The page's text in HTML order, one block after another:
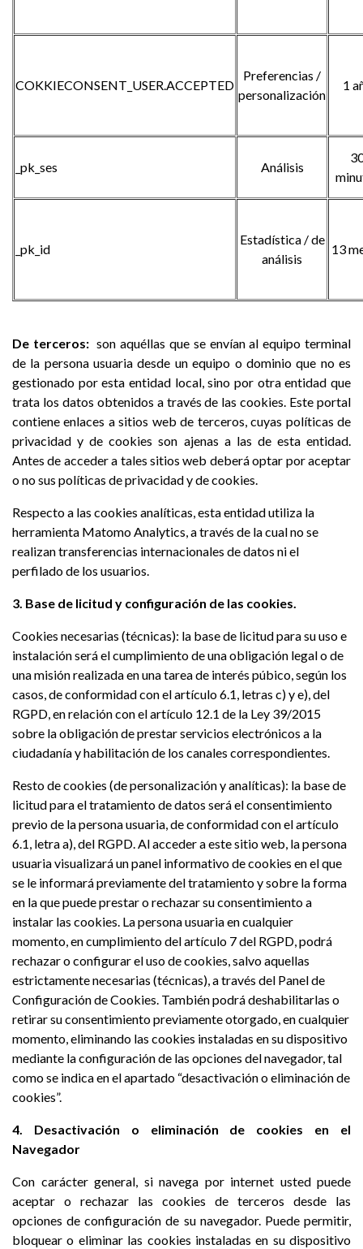
COKKIECONSENT_USER.ACCEPTED
Preferencias /
personalización
1
_pk_ses Análisis
_pk_id
Estadística / de
análisis
13
De terceros: son aquéllas que se envían al equipo terminal
de la persona usuaria desde un equipo o dominio que no es
gestionado por esta entidad local, sino por otra entidad que
trata los datos obtenidos a través de las cookies. Este portal
contiene enlaces a sitios web de terceros, cuyas políticas de
privacidad y de cookies son ajenas a las de esta entidad.
Antes de acceder a tales sitios web deberá optar por aceptar
o no sus políticas de privacidad y de cookies.
Respecto a las cookies analíticas, esta entidad utiliza la
herramienta Matomo Analytics, a través de la cual no se
realizan transferencias internacionales de datos ni el
perfilado de los usuarios.
3. Base de licitud y configuración de las cookies.
Cookies necesarias (técnicas): la base de licitud para su uso e
instalación será el cumplimiento de una obligación legal o de
una misión realizada en una tarea de interés púbico, según los
casos, de conformidad con el artículo 6.1, letras c) y e), del
RGPD, en relación con el artículo 12.1 de la Ley 39/2015
sobre la obligación de prestar servicios electrónicos a la
ciudadanía y habilitación de los canales correspondientes.
Resto de cookies (de personalización y analíticas): la base de
licitud para el tratamiento de datos será el consentimiento
previo de la persona usuaria, de conformidad con el artículo
6.1, letra a), del RGPD. Al acceder a este sitio web, la persona
usuaria visualizará un panel informativo de cookies en el que
se le informará previamente del tratamiento y sobre la forma
en la que puede prestar o rechazar su consentimiento a
instalar las cookies. La persona usuaria en cualquier
momento, en cumplimiento del artículo 7 del RGPD, podrá
rechazar o configurar el uso de cookies, salvo aquellas
estrictamente necesarias (técnicas), a través del Panel de
Configuración de Cookies. También podrá deshabilitarlas o
retirar su consentimiento previamente otorgado, en cualquier
momento, eliminando las cookies instaladas en su dispositivo
mediante la configuración de las opciones del navegador, tal
como se indica en el apartado “desactivación o eliminación de
cookies”.
4. Desactivación o eliminación de cookies en el
Navegador
Con carácter general, si navega por internet usted puede
aceptar o rechazar las cookies de terceros desde las
opciones de configuración de su navegador. Puede permitir,
bloquear o eliminar las cookies instaladas en su dispositivo